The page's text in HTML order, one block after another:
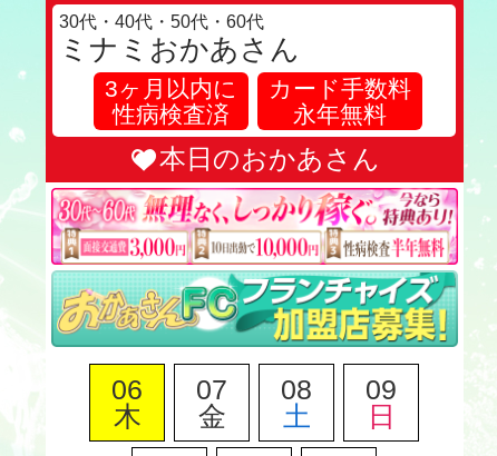
30代・40代・50代・60代
ミナミおかあさん
3ヶ月以内に
性病検査済
カード手数料
永年無料
本日のおかあさん
06
木
07
金
08
土
09
日